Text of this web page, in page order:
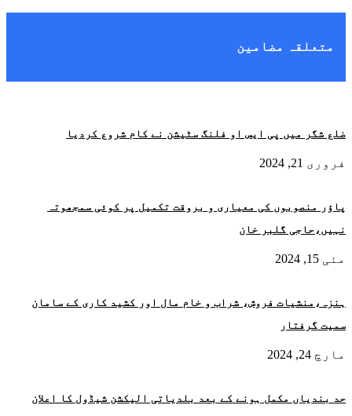
متعلقہ مضامین
ضلع شگر میں پی ایس او فلنگ سٹیشن نے کام شروع کردیا
فروری 21, 2024
پاؤر منصوبوں کی معیاری و بروقت تکمیل پر کوئی سمجھوتہ
نہیں،حاجی گلبر خان
مئی 15, 2024
ہنزہ،منشیات فروش، شراب و خام مال اور کشید کاری کے سامان
سمیت گرفتار
مارچ 24, 2024
حد بندیاں مکمل ہونے کے بعد بلدیاتی الیکشن شیڈول کا اعلان